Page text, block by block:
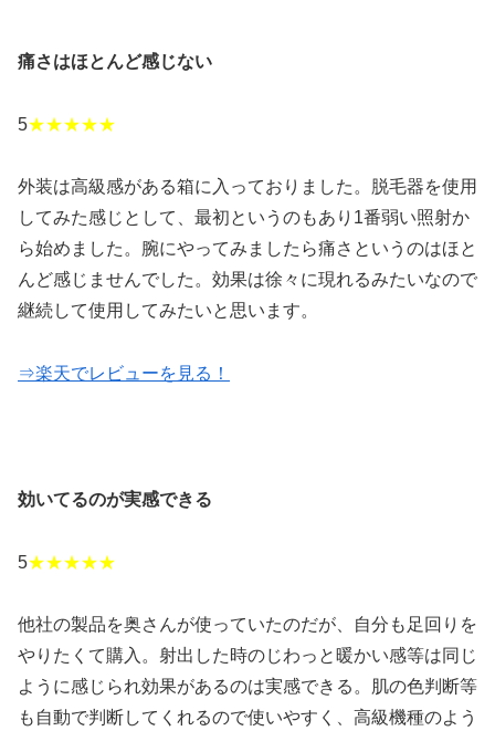
痛さはほとんど感じない
5★★★★★
外装は高級感がある箱に入っておりました。脱毛器を使用
してみた感じとして、最初というのもあり1番弱い照射か
ら始めました。腕にやってみましたら痛さというのはほと
んど感じませんでした。効果は徐々に現れるみたいなので
継続して使用してみたいと思います。
⇒楽天でレビューを見る！
効いてるのが実感できる
5★★★★★
他社の製品を奥さんが使っていたのだが、自分も足回りを
やりたくて購入。射出した時のじわっと暖かい感等は同じ
ように感じられ効果があるのは実感できる。肌の色判断等
も自動で判断してくれるので使いやすく、高級機種のよう